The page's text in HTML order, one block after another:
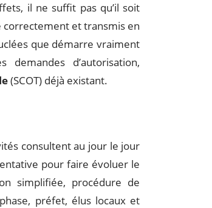
il ne suffit pas qu’il soit
correctement et transmis en
que démarre vraiment
d’autorisation,
(SCOT) déjà existant.
consultent au jour le jour
pour faire évoluer le
simplifiée, procédure de
préfet, élus locaux et